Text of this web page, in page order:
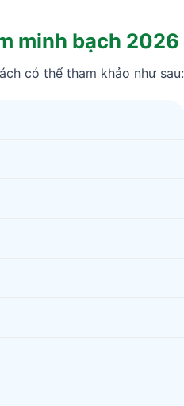
minh bạch 2026
có thể tham khảo như sau: